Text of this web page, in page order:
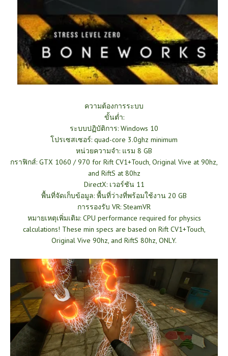
ความต้องการระบบ
ขั้นต่ำ:
ระบบปฏิบัติการ: Windows 10
โปรเซสเซอร์: quad-core 3.0ghz minimum
หน่วยความจำ: แรม 8 GB
กราฟิกส์: GTX 1060 / 970 for Rift CV1+Touch, Original Vive at 90hz,
and RiftS at 80hz
DirectX: เวอร์ชัน 11
พื้นที่จัดเก็บข้อมูล: พื้นที่ว่างที่พร้อมใช้งาน 20 GB
การรองรับ VR: SteamVR
หมายเหตุเพิ่มเติม: CPU performance required for physics
calculations! These min specs are based on Rift CV1+Touch,
Original Vive 90hz, and RiftS 80hz, ONLY.